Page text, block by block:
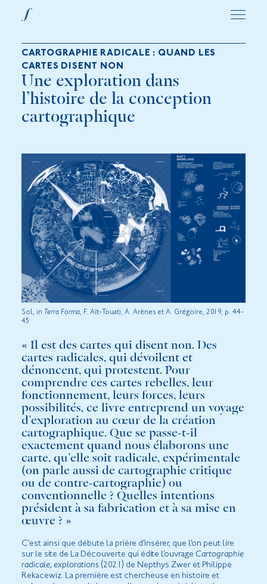
CARTOGRAPHIE RADICALE : QUAND LES
CARTES DISENT NON
Une exploration dans
l’histoire de la conception
cartographique
Sol, in Terra Forma, F. Aït-Touati, A. Arènes et A. Grégoire, 2019, p. 44-
45
« Il est des cartes qui disent non. Des
cartes radicales, qui dévoilent et
dénoncent, qui protestent. Pour
comprendre ces cartes rebelles, leur
fonctionnement, leurs forces, leurs
possibilités, ce livre entreprend un voyage
d'exploration au cœur de la création
cartographique. Que se passe-t-il
exactement quand nous élaborons une
carte, qu'elle soit radicale, expérimentale
(on parle aussi de cartographie critique
ou de contre-cartographie) ou
conventionnelle ? Quelles intentions
président à sa fabrication et à sa mise en
œuvre ? »
C’est ainsi que débute la prière d’insérer, que l’on peut lire
sur le site de La Découverte qui édite l’ouvrage Cartographie
radicale, explorations (2021) de Nepthys Zwer et Philippe
Rekacewiz. La première est chercheuse en histoire et